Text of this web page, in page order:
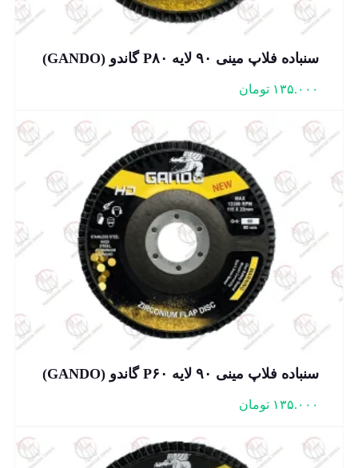
سنباده فلاپ مینی ۹۰ لایه P۸۰ گاندو (GANDO)
۱۳۵.۰۰۰ تومان
سنباده فلاپ مینی ۹۰ لایه P۶۰ گاندو (GANDO)
۱۳۵.۰۰۰ تومان